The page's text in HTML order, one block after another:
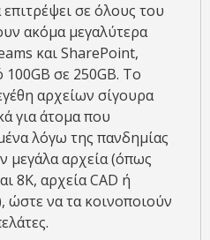
σε όλους του
ακόμα μεγαλύτερα
και SharePoint,
σε 250GB. Το
αρχείων σίγουρα
για άτομα που
λόγω της πανδημίας
μεγάλα αρχεία (όπως
8K, αρχεία CAD ή
ώστε να τα κοινοποιούν